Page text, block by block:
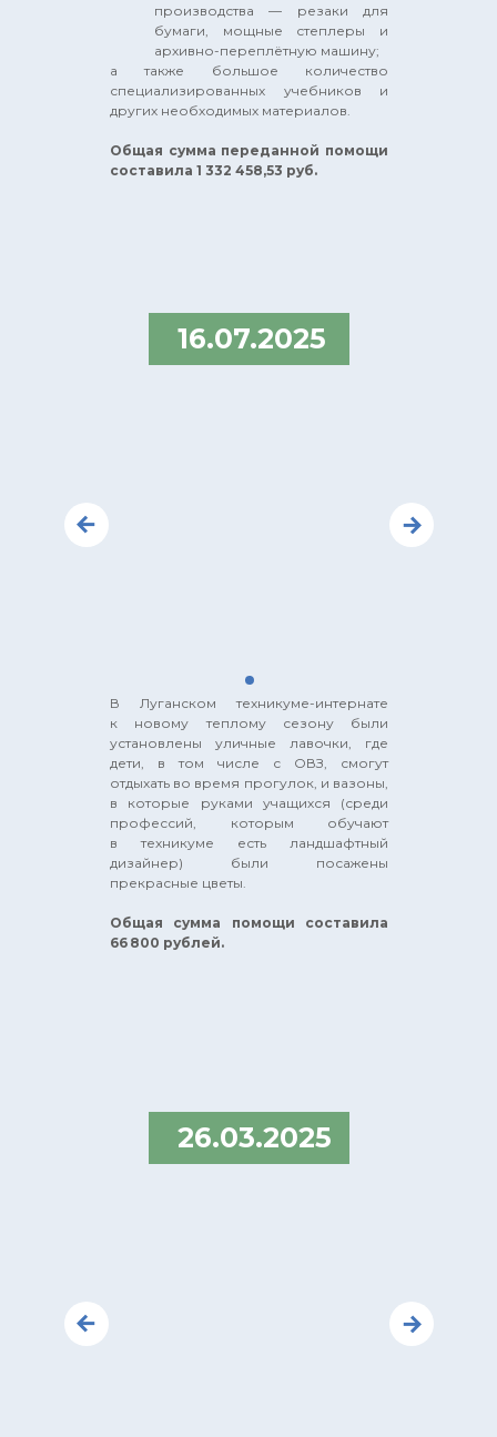
производства — резаки для
бумаги, мощные степлеры и
архивно-переплётную машину;
а также большое количество
специализированных учебников и
других необходимых материалов.
Общая сумма переданной помощи
составила 1 332 458,53 руб.
16.07.2025
В Луганском техникуме-интернате
к новому теплому сезону были
установлены уличные лавочки, где
дети, в том числе с ОВЗ, смогут
отдыхать во время прогулок, и вазоны,
в которые руками учащихся (среди
профессий, которым обучают
в техникуме есть ландшафтный
дизайнер) были посажены
прекрасные цветы.
Общая сумма помощи составила
66 800 рублей.
26.03.2025